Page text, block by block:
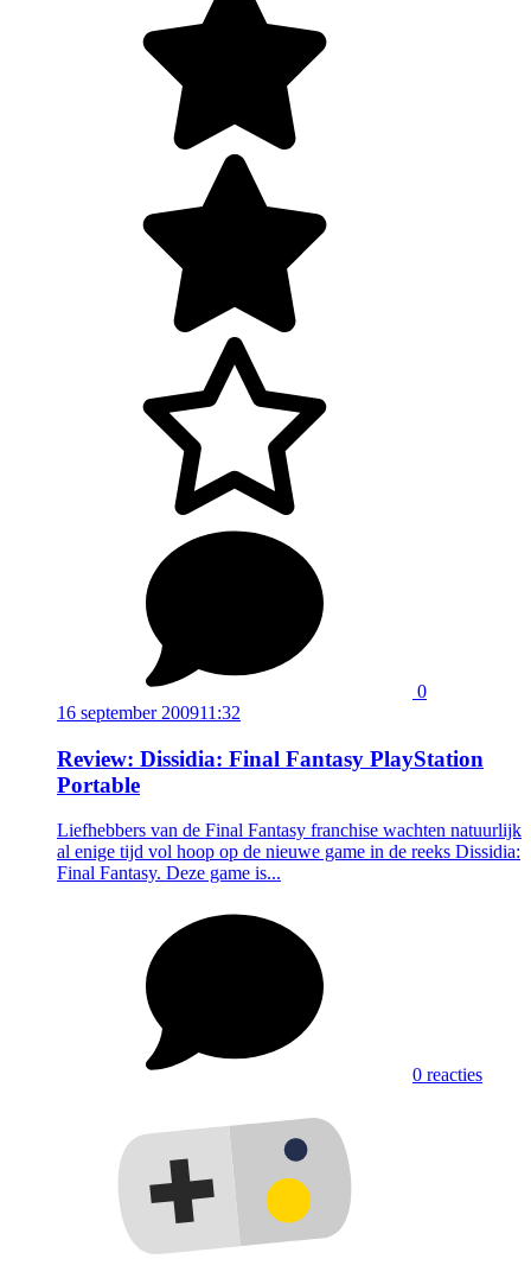
0
16 september 200911:32
Review: Dissidia: Final Fantasy PlayStation
Portable
Liefhebbers van de Final Fantasy franchise wachten natuurlijk
al enige tijd vol hoop op de nieuwe game in de reeks Dissidia:
Final Fantasy. Deze game is...
0 reacties